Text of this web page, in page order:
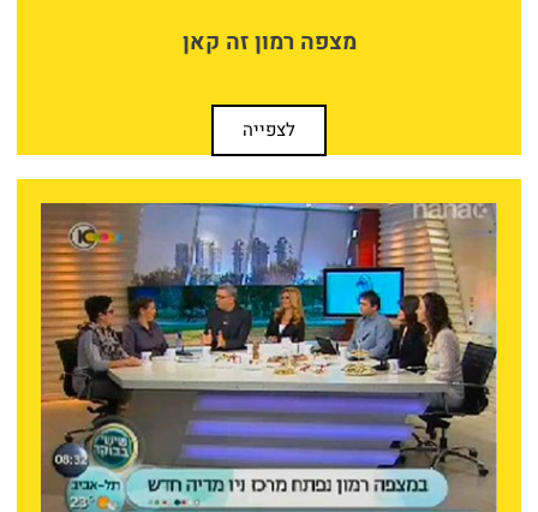
מצפה רמון זה קאן
לצפייה